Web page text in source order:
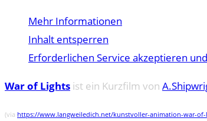
Mehr Informationen
Inhalt entsperren
Erforderlichen Service akzeptieren
War of Lights ist ein Kurzfilm von
(via https://www.langweiledich.net/kunstvoller-animation-war-